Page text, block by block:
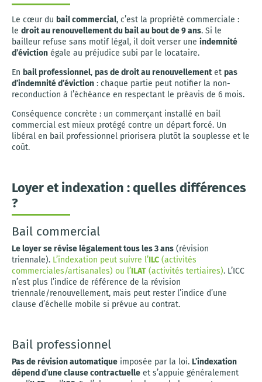
Le cœur du bail commercial, c’est la propriété commerciale :
le droit au renouvellement du bail au bout de 9 ans. Si le
bailleur refuse sans motif légal, il doit verser une indemnité
d’éviction égale au préjudice subi par le locataire.
En bail professionnel, pas de droit au renouvellementet pas
d’indemnité d’éviction : chaque partie peut notifier la non-
reconduction à l’échéance en respectant le préavis de 6 mois.
Conséquence concrète : un commerçant installé en bail
commercial est mieux protégé contre un départ forcé. Un
libéral en bail professionnel priorisera plutôt la souplesse et le
coût.
Loyer et indexation : quelles différences
?
Bail commercial
Le loyer se révise légalement tous les 3 ans (révision
triennale). L’indexation peut suivre l’ILC (activités
commerciales/artisanales) ou l’ILAT (activités tertiaires). L’ICC
n’est plus l’indice de référence de la révision
triennale/renouvellement, mais peut rester l’indice d’une
clause d’échelle mobile si prévue au contrat.
Bail professionnel
Pas de révision automatique imposée par la loi. L’indexation
dépend d’une clause contractuelle et s’appuie généralement